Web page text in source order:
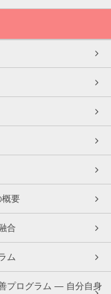
概要
合
ム
プログラム ― 自分自身